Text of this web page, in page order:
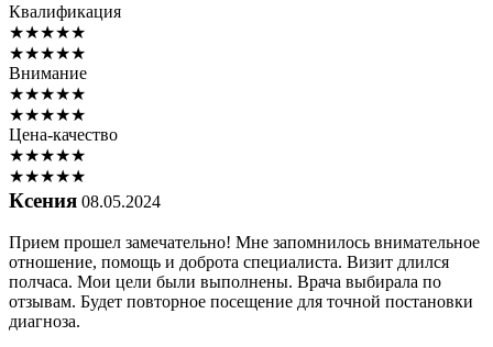
Квалификация
★★★★★
★★★★★
Внимание
★★★★★
★★★★★
Цена-качество
★★★★★
★★★★★
Ксения 08.05.2024
Прием прошел замечательно! Мне запомнилось внимательное
отношение, помощь и доброта специалиста. Визит длился
полчаса. Мои цели были выполнены. Врача выбирала по
отзывам. Будет повторное посещение для точной постановки
диагноза.